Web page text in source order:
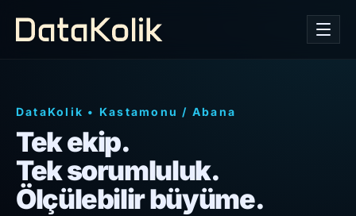
DataKolik • Kastamonu / Abana
Tek ekip.
Tek sorumluluk.
Ölçülebilir büyüme.